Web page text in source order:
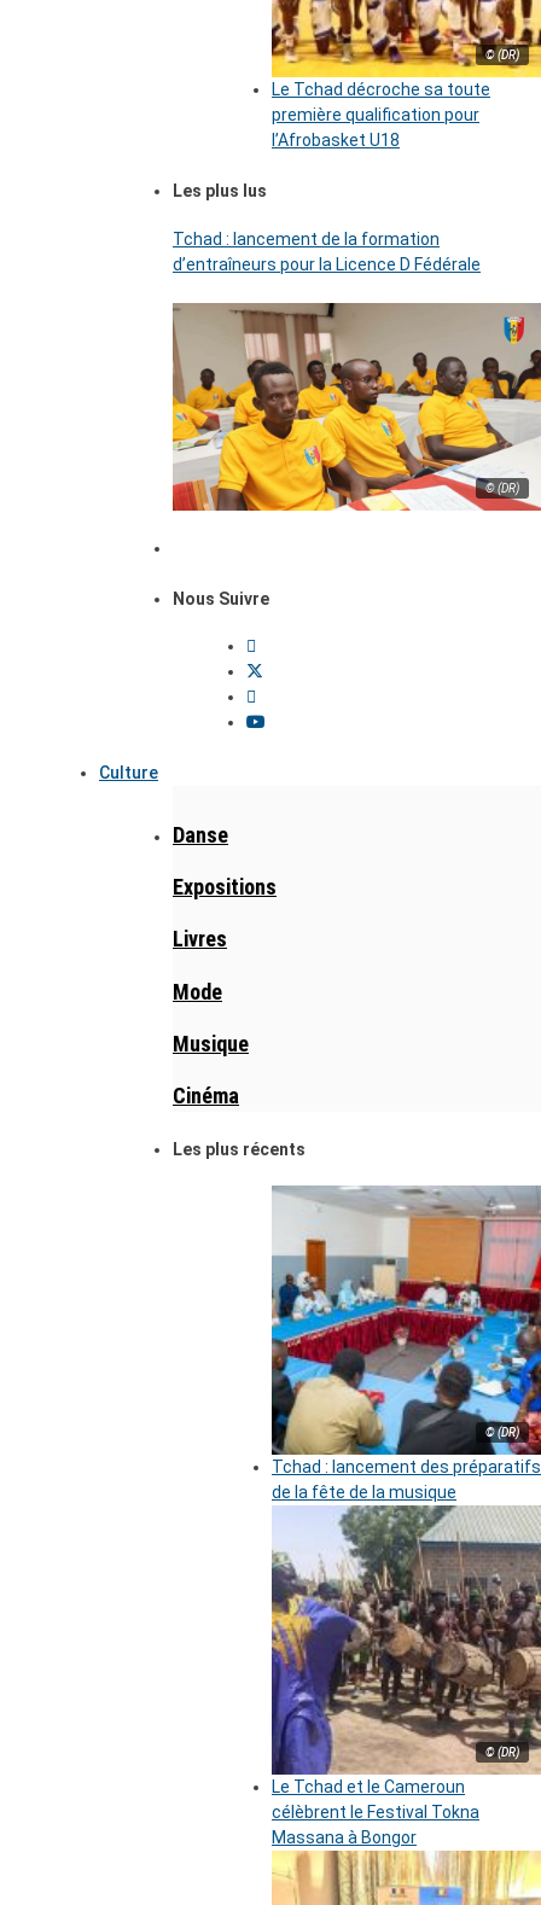
© (DR)
Le Tchad décroche sa toute
première qualification pour
l’Afrobasket U18
Les plus lus
Tchad : lancement de la formation
d’entraîneurs pour la Licence D Fédérale
© (DR)
Nous Suivre
Culture
Danse
Expositions
Livres
Mode
Musique
Cinéma
Les plus récents
© (DR)
Tchad : lancement des préparatifs
de la fête de la musique
© (DR)
Le Tchad et le Cameroun
célèbrent le Festival Tokna
Massana à Bongor